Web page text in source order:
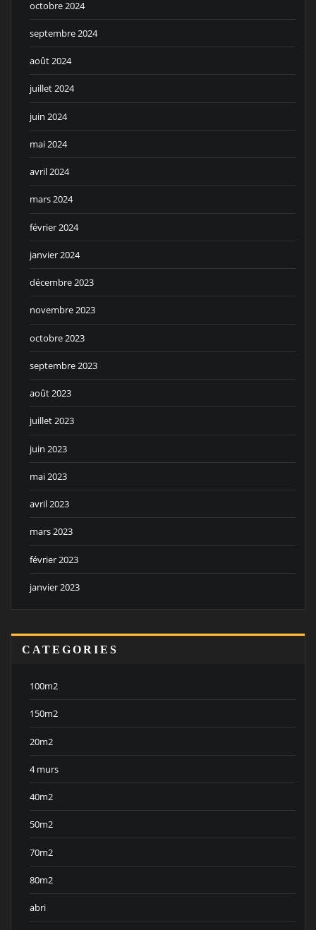
octobre 2024
septembre 2024
août 2024
juillet 2024
juin 2024
mai 2024
avril 2024
mars 2024
février 2024
janvier 2024
décembre 2023
novembre 2023
octobre 2023
septembre 2023
août 2023
juillet 2023
juin 2023
mai 2023
avril 2023
mars 2023
février 2023
janvier 2023
CATEGORIES
100m2
150m2
20m2
4 murs
40m2
50m2
70m2
80m2
abri